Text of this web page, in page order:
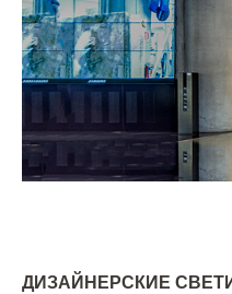
ДИЗАЙНЕРСКИЕ